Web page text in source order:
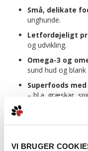
VI BRUGER
Små, delikate
unghunde.
Letfordøjeligt
og udvikling.
Omega-3 og
sund hud og blank
Superfoods
– bl.a. græskar,
cikorie inulin.